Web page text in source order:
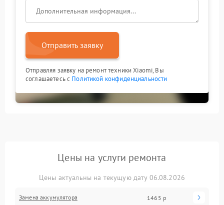
Отправить заявку
Отправляя заявку на ремонт техники Xiaomi, Вы
соглашаетесь с Политикой конфиденциальности
Цены на услуги ремонта
Цены актуальны на текущую дату 06.08.2026
Замена аккумулятора 1465 р